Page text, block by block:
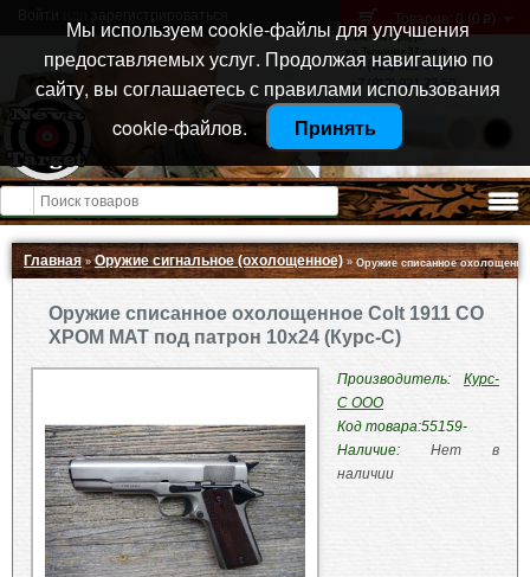
Санкт-Петербург
ул. Тележная 37 лит А
+7 (911) 021-04-08
+7 (812) 921-73-50
Товаров: 0 (0 p )
Открыть меню
Главная»Оружие сигнальное (охолощенное) »Оружие списанное
Оружие списанное охолощенное Colt 1911 СО
ХРОМ МАТ под патрон 10x24 (Курс-С)
Производитель:
Курс-
С ООО
Код товара:55159-
Наличие: Нет в
наличии
Мы используем cookie-файлы для улучшения
предоставляемых услуг. Продолжая навигацию по
сайту, вы соглашаетесь с правилами использования
cookie-файлов.
Принять